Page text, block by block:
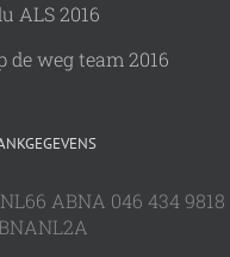
ALS 2016
de weg team 2016
ABNA 046 434 9818